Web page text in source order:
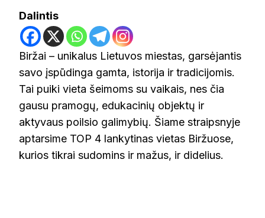
Dalintis
Biržai – unikalus Lietuvos miestas, garsėjantis
savo įspūdinga gamta, istorija ir tradicijomis.
Tai puiki vieta šeimoms su vaikais, nes čia
gausu pramogų, edukacinių objektų ir
aktyvaus poilsio galimybių. Šiame straipsnyje
aptarsime TOP 4 lankytinas vietas Biržuose,
kurios tikrai sudomins ir mažus, ir didelius.